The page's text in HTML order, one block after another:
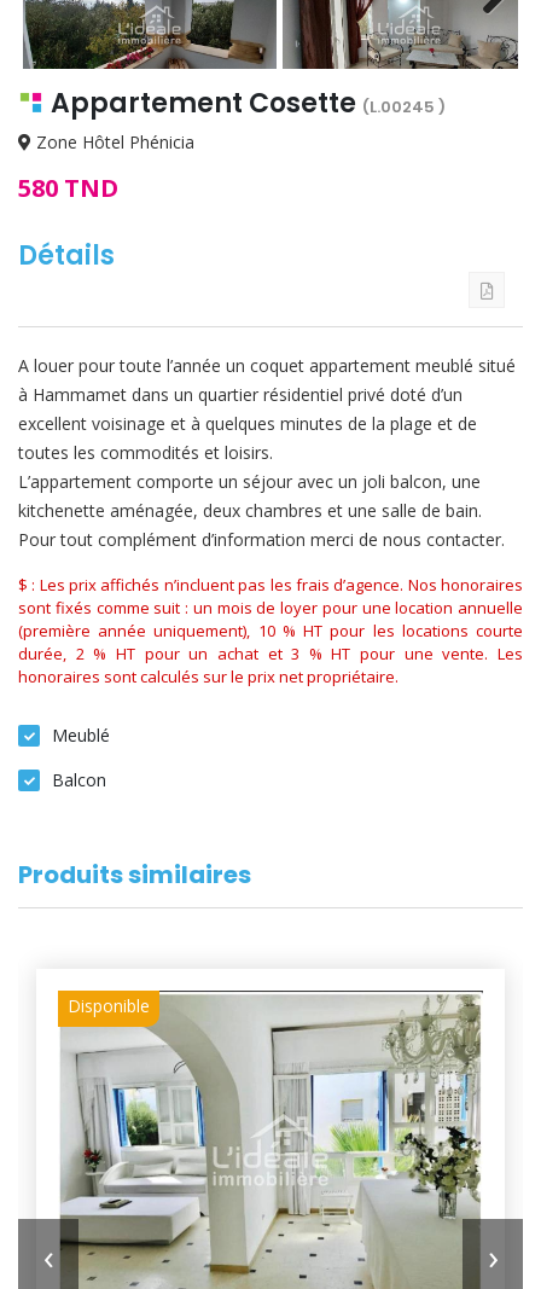
Next
Appartement Cosette (L.00245 )
Zone Hôtel Phénicia
580 TND
Détails
A louer pour toute l’année un coquet appartement meublé situé
à Hammamet dans un quartier résidentiel privé doté d’un
excellent voisinage et à quelques minutes de la plage et de
toutes les commodités et loisirs.
L’appartement comporte un séjour avec un joli balcon, une
kitchenette aménagée, deux chambres et une salle de bain.
Pour tout complément d’information merci de nous contacter.
$ : Les prix affichés n’incluent pas les frais d’agence. Nos honoraires
sont fixés comme suit : un mois de loyer pour une location annuelle
(première année uniquement), 10 % HT pour les locations courte
durée, 2 % HT pour un achat et 3 % HT pour une vente. Les
honoraires sont calculés sur le prix net propriétaire.
Meublé
Balcon
Produits similaires
Disponible
‹ ›